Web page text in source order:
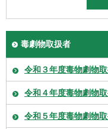
毒劇物取扱者
令和３年度毒物劇物
令和４年度毒物劇物
令和５年度毒物劇物